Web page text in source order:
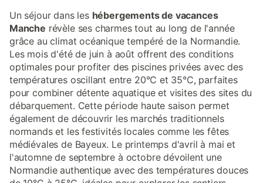
Un séjour dans les hébergements de vacances
Manche révèle ses charmes tout au long de l'année
grâce au climat océanique tempéré de la Normandie.
Les mois d'été de juin à août offrent des conditions
optimales pour profiter des piscines privées avec des
températures oscillant entre 20°C et 35°C, parfaites
pour combiner détente aquatique et visites des sites du
débarquement. Cette période haute saison permet
également de découvrir les marchés traditionnels
normands et les festivités locales comme les fêtes
médiévales de Bayeux. Le printemps d'avril à mai et
l'automne de septembre à octobre dévoilent une
Normandie authentique avec des températures douces